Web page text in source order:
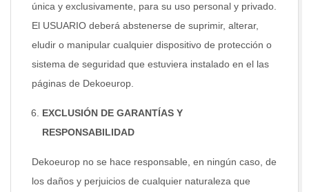
única y exclusivamente, para su uso personal y privado.
El USUARIO deberá abstenerse de suprimir, alterar,
eludir o manipular cualquier dispositivo de protección o
sistema de seguridad que estuviera instalado en el las
páginas de Dekoeurop.
EXCLUSIÓN DE GARANTÍAS Y
RESPONSABILIDAD
Dekoeurop no se hace responsable, en ningún caso, de
los daños y perjuicios de cualquier naturaleza que